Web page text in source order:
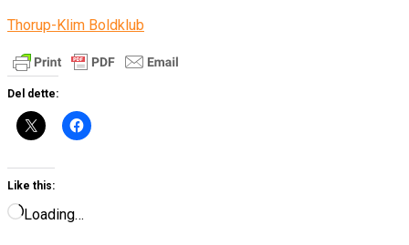
Thorup-Klim Boldklub
Del dette:
Like this:
Loading…